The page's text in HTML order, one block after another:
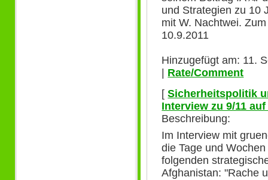
und Strategien zu 10
mit W. Nachtwei.
10.9.2011
Hinzugefügt am: 11.
| Rate/Comment
[Sicherheitspolitik
Interview zu 9/11
Beschreibung:
Im Interview mit
die Tage und
folgenden
Afghanistan: "Rache